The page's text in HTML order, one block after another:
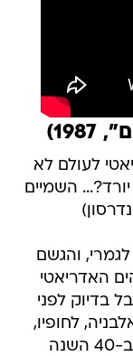
לעולם לא
השמיים
והגשם
האדריאטי
בדיוק לפני
הורגשה באלבניה, לחופיו,
רעידת האדמה החזקה ביותר באזור ב-40 השנה